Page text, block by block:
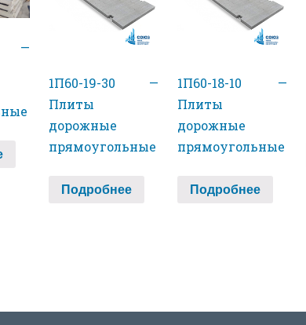
—
1П60-19-30 —
Плиты
дорожные
прямоугольные
Подробнее
1П60-18-10 —
Плиты
дорожные
прямоугольные
Подробнее